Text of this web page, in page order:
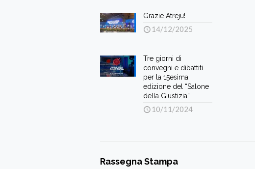
Grazie Atreju!
14/12/2025
Tre giorni di
convegni e dibattiti
per la 15esima
edizione del “Salone
della Giustizia”
10/11/2024
Rassegna Stampa